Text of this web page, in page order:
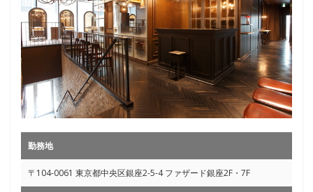
勤務地
〒104-0061 東京都中央区銀座2-5-4 ファザード銀座2F・7F